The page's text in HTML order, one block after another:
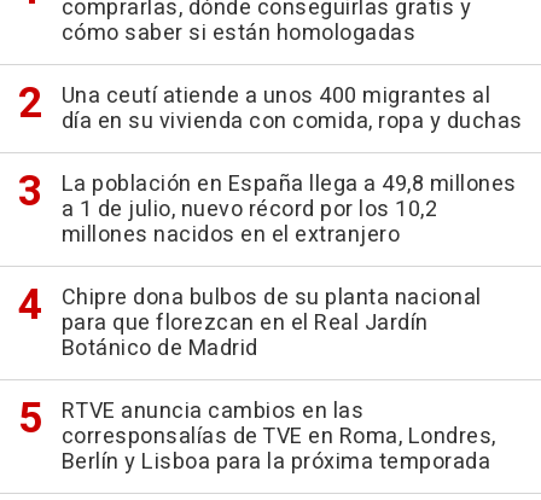
comprarlas, dónde conseguirlas gratis y
cómo saber si están homologadas
Una ceutí atiende a unos 400 migrantes al
día en su vivienda con comida, ropa y duchas
La población en España llega a 49,8 millones
a 1 de julio, nuevo récord por los 10,2
millones nacidos en el extranjero
Chipre dona bulbos de su planta nacional
para que florezcan en el Real Jardín
Botánico de Madrid
RTVE anuncia cambios en las
corresponsalías de TVE en Roma, Londres,
Berlín y Lisboa para la próxima temporada